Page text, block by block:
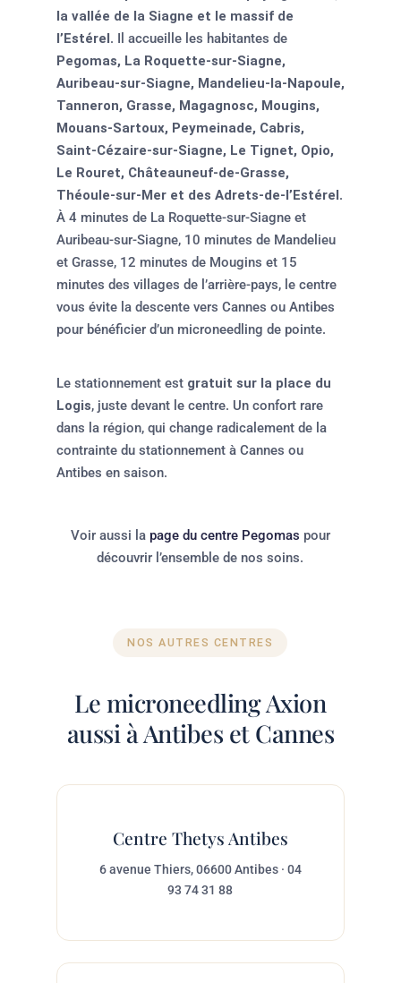
la vallée de la Siagne et le massif de
l’Estérel. Il accueille les habitantes de
Pegomas, La Roquette-sur-Siagne,
Auribeau-sur-Siagne, Mandelieu-la-Napoule,
Tanneron, Grasse, Magagnosc, Mougins,
Mouans-Sartoux, Peymeinade, Cabris,
Saint-Cézaire-sur-Siagne, Le Tignet, Opio,
Le Rouret, Châteauneuf-de-Grasse,
Théoule-sur-Mer et des Adrets-de-l’Estérel.
À 4 minutes de La Roquette-sur-Siagne et
Auribeau-sur-Siagne, 10 minutes de Mandelieu
et Grasse, 12 minutes de Mougins et 15
minutes des villages de l’arrière-pays, le centre
vous évite la descente vers Cannes ou Antibes
pour bénéficier d’un microneedling de pointe.
Le stationnement est gratuit sur la place du
Logis, juste devant le centre. Un confort rare
dans la région, qui change radicalement de la
contrainte du stationnement à Cannes ou
Antibes en saison.
Voir aussi la page du centre Pegomas pour
découvrir l’ensemble de nos soins.
NOS AUTRES CENTRES
Le microneedling Axion
aussi à Antibes et Cannes
Centre Thetys Antibes
6 avenue Thiers, 06600 Antibes · 04
93 74 31 88